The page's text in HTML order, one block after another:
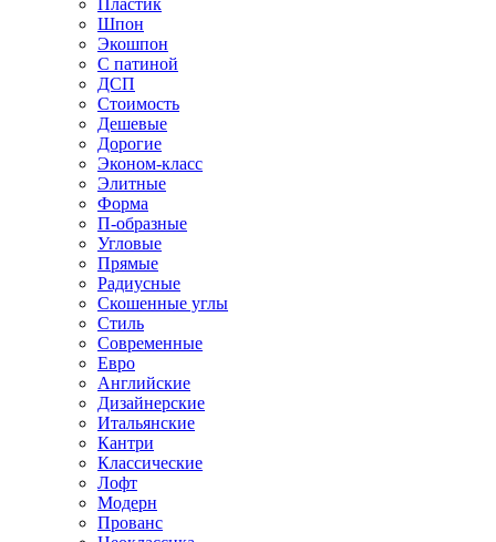
Пластик
Шпон
Экошпон
С патиной
ДСП
Стоимость
Дешевые
Дорогие
Эконом-класс
Элитные
Форма
П-образные
Угловые
Прямые
Радиусные
Скошенные углы
Стиль
Современные
Евро
Английские
Дизайнерские
Итальянские
Кантри
Классические
Лофт
Модерн
Прованс